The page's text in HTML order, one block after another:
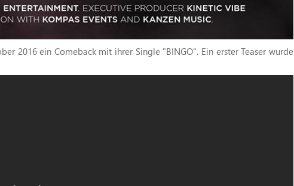
2016 ein Comeback mit ihrer Single "BINGO". Ein erster Teaser wurde